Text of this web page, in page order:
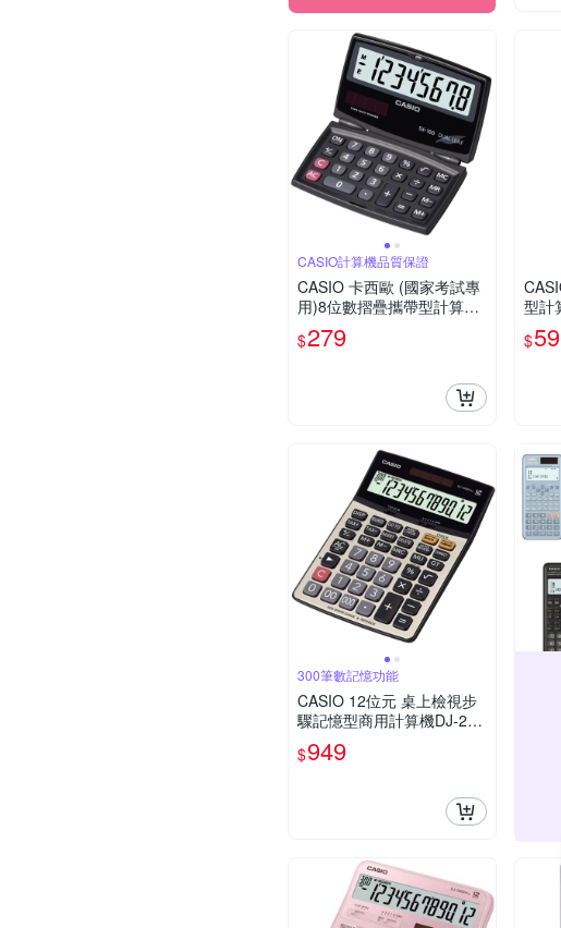
CASIO計算機品質保證
CASIO 卡西歐 (國家考試專
用)8位數摺疊攜帶型計算機
SX-100
$279
型計
2)
$
300筆數記憶功能
CASIO 12位元 桌上檢視步
驟記憶型商用計算機DJ-220
DPLUS
$949